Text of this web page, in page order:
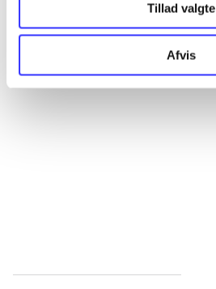
Tillad valgte
Afvis
...